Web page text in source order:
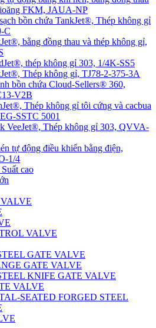
FKM, JAUA-NP
bồn chứa TankJet®, Thép không gỉ
C
bằng đồng thau và thép không gỉ,
thép không gỉ 303, 1/4K-SS5
Thép không gỉ, TJ78-2-375-3A
bồn chứa Cloud-Sellers® 360,
V2B
Thép không gỉ tôi cứng và cacbua
SSTC 5001
VeeJet®, Thép không gỉ 303, QVVA-
tự động điều khiển bằng điện,
1/4
cao
VALVE
GATE VALVE
GATE VALVE
KNIFE GATE VALVE
VALVE
SEATED FORGED STEEL